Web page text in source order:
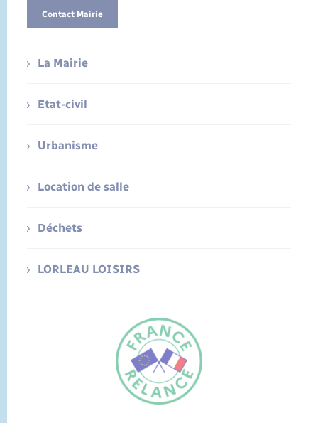
Contact Mairie
La Mairie
Etat-civil
Urbanisme
Location de salle
Déchets
LORLEAU LOISIRS